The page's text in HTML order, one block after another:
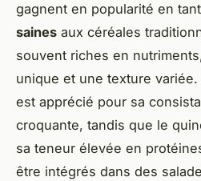
gagnent en popularité en
saines aux céréales
souvent riches en
unique et une texture
est apprécié pour sa
croquante, tandis que le
sa teneur élevée en
être intégrés dans des